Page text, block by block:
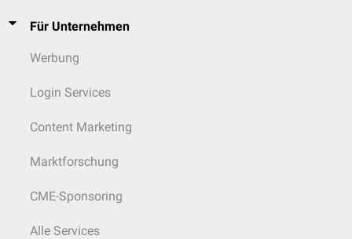
Für Unternehmen
Werbung
Login Services
Content Marketing
Marktforschung
CME-Sponsoring
Alle Services